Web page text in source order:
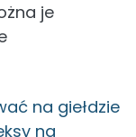
je
na giełdzie
na